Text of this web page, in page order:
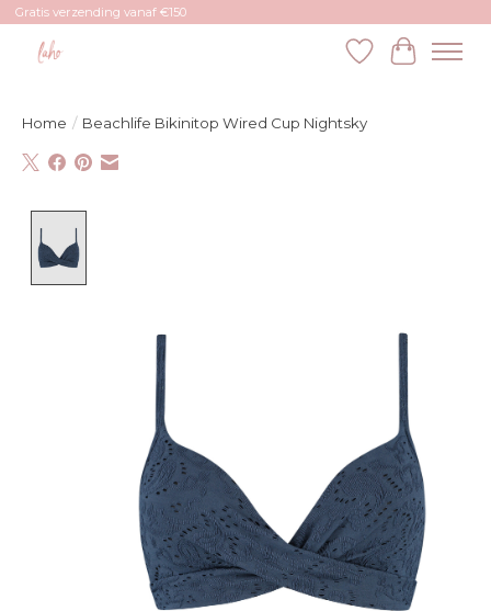
Gratis verzending vanaf €150
Verlanglijst
Home / Beachlife Bikinitop Wired Cup Nightsky